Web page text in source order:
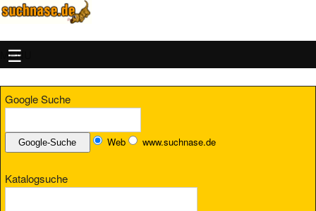
MENU
Google Suche
Web www.suchnase.de
Katalogsuche